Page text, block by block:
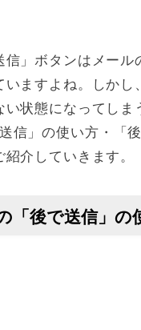
」ボタンはメー
ますよね。しか
状態になってしま
信」の使い方・「
介していきます。
「後で送信」の